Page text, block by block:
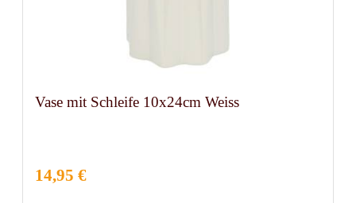
Vase mit Schleife 10x24cm Weiss
14,95 €